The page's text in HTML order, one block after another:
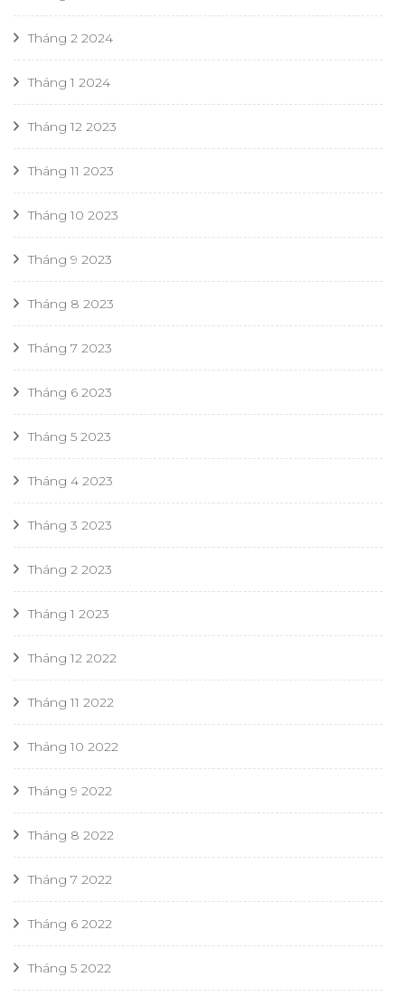
Tháng 2 2024
Tháng 1 2024
Tháng 12 2023
Tháng 11 2023
Tháng 10 2023
Tháng 9 2023
Tháng 8 2023
Tháng 7 2023
Tháng 6 2023
Tháng 5 2023
Tháng 4 2023
Tháng 3 2023
Tháng 2 2023
Tháng 1 2023
Tháng 12 2022
Tháng 11 2022
Tháng 10 2022
Tháng 9 2022
Tháng 8 2022
Tháng 7 2022
Tháng 6 2022
Tháng 5 2022